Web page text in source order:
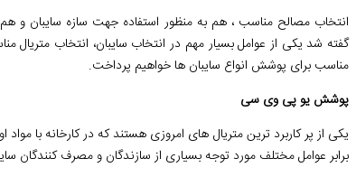
انتخاب مصالح مناسب ، هم به منظور استفاده جهت سازه سایبان و
گفته شد یکی از عوامل بسیار مهم در انتخاب سایبان، انتخاب متریال
مناسب برای پوشش انواع سایبان ها خواهیم پرداخت.
پوشش یو پی وی سی
یکی از پر کاربرد ترین متریال های امروزی هستند که در کارخانه با
برابر عوامل مختلف مورد توجه بسیاری از سازندگان و مصرف کنندگان